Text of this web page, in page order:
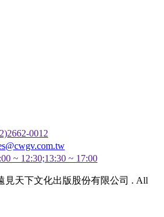
0012
~ 12:30;13:30 ~ 17:00
見天下文化出版股份有限公司 . All